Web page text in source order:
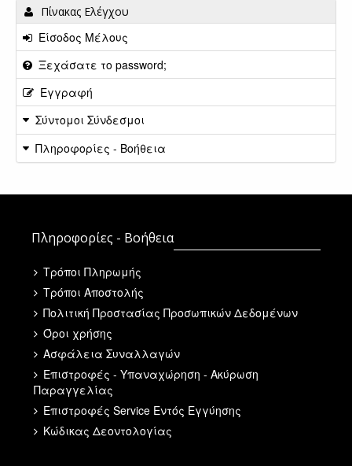
Πίνακας Ελέγχου
Είσοδος Μέλους
Ξεχάσατε το password;
Εγγραφή
Σύντομοι Σύνδεσμοι
Πληροφορίες - Βοήθεια
Πληροφορίες - Βοήθεια
Τρόποι Πληρωμής
Τρόποι Αποστολής
Πολιτική Προστασίας Προσωπικών Δεδομένων
Όροι χρήσης
Ασφάλεια Συναλλαγών
Επιστροφές - Υπαναχώρηση - Ακύρωση
Παραγγελίας
Επιστροφές Service Εντός Εγγύησης
Κώδικας Δεοντολογίας